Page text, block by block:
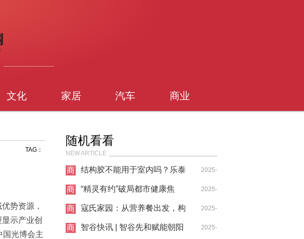
文化 家居 汽车 商业
TAG：
势资源，
示产业创
国光博会主
随机看看
NEW ARTICLE
商
结构胶不能用于室内吗？乐泰
结构胶安全吗？
2025-
08-21
商
“精灵有约”破局都市健康焦
虑，上门服务重塑理疗新体验
2025-
05-29
商
寇氏家园：从营养餐出发，构
建“内外兼修”健康生态
2025-
07-02
商
智谷快讯 | 智谷先和赋能朝阳 2025-